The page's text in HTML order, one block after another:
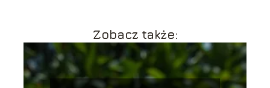
Zobacz także: